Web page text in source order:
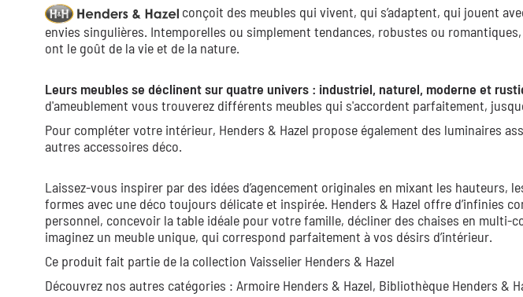
conçoit des meubles qui vivent, qui s’adaptent, qui jouent
envies singulières. Intemporelles ou simplement tendances, robustes ou
ont le goût de la vie et de la nature.
Leurs meubles se déclinent sur quatre univers : industriel, naturel, moderne et
d'ameublement vous trouverez différents meubles qui s'accordent parfaitement,
Pour compléter votre intérieur, Henders & Hazel propose également des luminaires
autres accessoires déco.
Laissez-vous inspirer par des idées d’agencement originales en mixant les hauteurs,
formes avec une déco toujours délicate et inspirée. Henders & Hazel offre d’infinies
personnel, concevoir la table idéale pour votre famille, décliner des chaises en multi-
imaginez un meuble unique, qui correspond parfaitement à vos désirs d’intérieur.
Ce produit fait partie de la collection Vaisselier Henders & Hazel
Découvrez nos autres catégories : Armoire Henders & Hazel, Bibliothèque Henders &